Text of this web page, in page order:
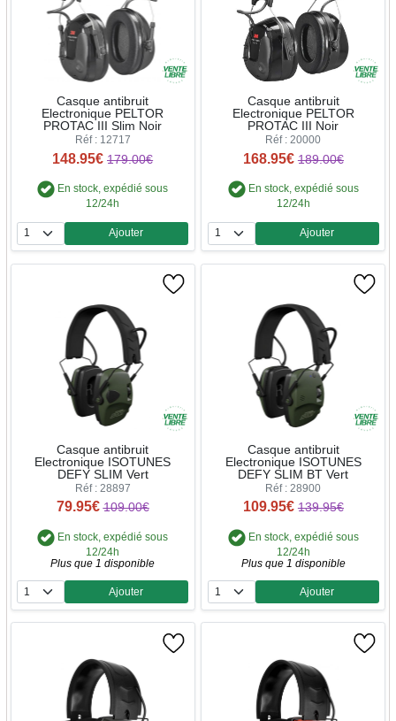
Casque antibruit
Electronique PELTOR
PROTAC III Slim Noir
Réf : 12717
148.95€ 179.00€
En stock, expédié sous
12/24h
Quantité
Ajouter
Casque antibruit
Electronique PELTOR
PROTAC III Noir
Réf : 20000
168.95€ 189.00€
En stock, expédié sous
12/24h
Quantité
Ajouter
Casque antibruit
Electronique ISOTUNES
DEFY SLIM Vert
Réf : 28897
79.95€ 109.00€
En stock, expédié sous
12/24h
Plus que 1 disponible
Quantité
Ajouter
Casque antibruit
Electronique ISOTUNES
DEFY SLIM BT Vert
Réf : 28900
109.95€ 139.95€
En stock, expédié sous
12/24h
Plus que 1 disponible
Quantité
Ajouter